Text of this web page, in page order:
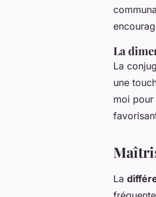
La
La
une
moi pour
La